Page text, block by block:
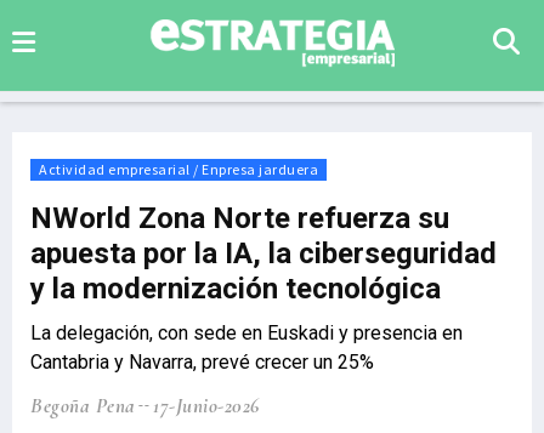
Actividad empresarial / Enpresa jarduera
NWorld Zona Norte refuerza su
apuesta por la IA, la ciberseguridad
y la modernización tecnológica
La delegación, con sede en Euskadi y presencia en
Cantabria y Navarra, prevé crecer un 25%
Begoña Pena 17-Junio-2026